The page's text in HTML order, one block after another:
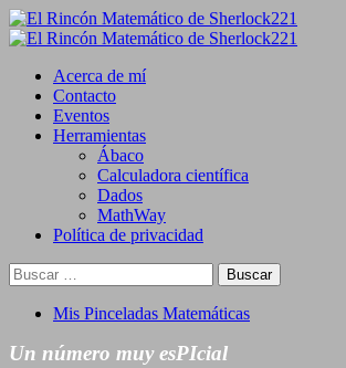
Saltar
al
Primary
Acerca de mí
Contacto
Eventos
Herramientas
Ábaco
Calculadora científica
Dados
MathWay
Política de privacidad
Buscar:
Mis Pinceladas Matemáticas
Un número muy esPIcial